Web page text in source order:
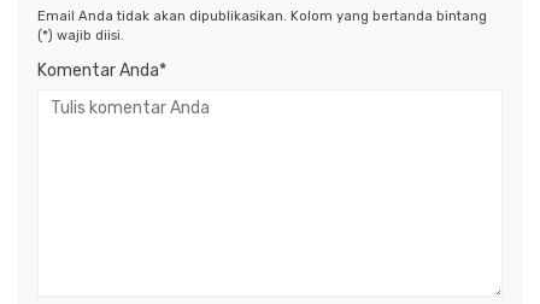
Email Anda tidak akan dipublikasikan. Kolom yang bertanda bintang
(*) wajib diisi.
Komentar Anda*